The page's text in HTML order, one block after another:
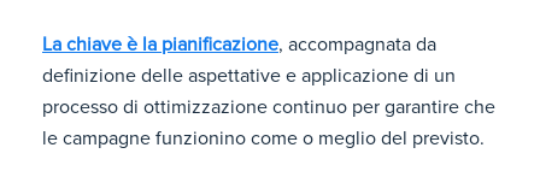
La chiave è la pianificazione, accompagnata da
definizione delle aspettative e applicazione di un
processo di ottimizzazione continuo per garantire che
le campagne funzionino come o meglio del previsto.